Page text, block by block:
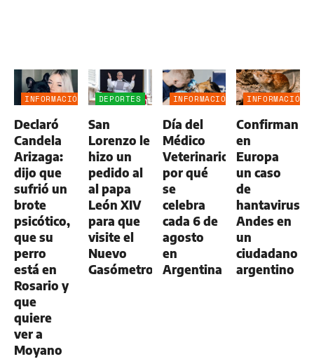
INFORMACIÓN
Declaró
Candela
Arizaga:
dijo que
sufrió un
brote
psicótico,
que su
perro
está en
Rosario y
que
quiere
ver a
Moyano
DEPORTES
San
Lorenzo le
hizo un
pedido al
al papa
León XIV
para que
visite el
Nuevo
Gasómetro
INFORMACIÓN
Día del
Médico
Veterinario:
por qué
se
celebra
cada 6 de
agosto
en
Argentina
INFORMACIÓN
Confirman
en
Europa
un caso
de
hantavirus
Andes en
un
ciudadano
argentino